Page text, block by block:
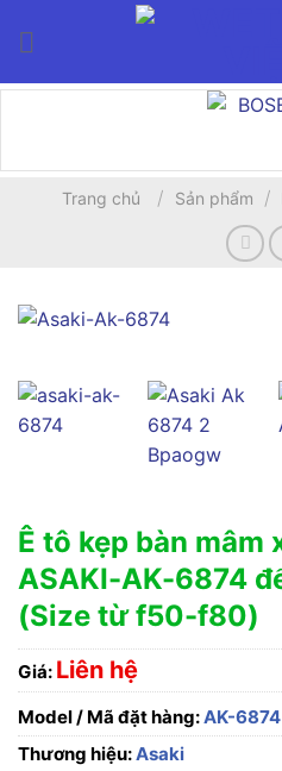
Trang chủ / Sản phẩm /
Ê tô kẹp bàn mâm
ASAKI-AK-6874
(Size từ f50-f80)
Giá: Liên hệ
Model / Mã đặt hàng:AK-6874
Thương hiệu:Asaki